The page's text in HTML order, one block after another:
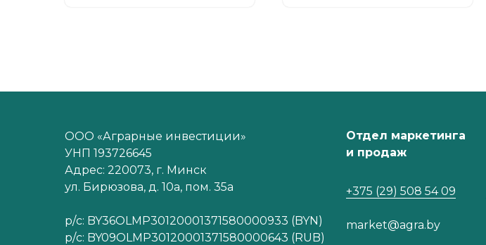
ООО «Аграрные инвестиции»
УНП 193726645
Адрес: 220073, г. Минск
ул. Бирюзова, д. 10а, пом. 35а
р/с: BY36OLMP30120001371580000933 (BYN)
р/с: BY09OLMP30120001371580000643 (RUB)
Отдел маркетинга
и продаж
+375 (29) 508 54 09
market@agra.by